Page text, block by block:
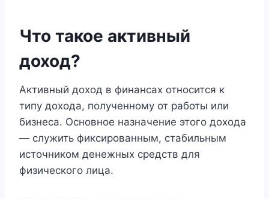
Что такое активный
доход?
Активный доход в финансах относится к
типу дохода, полученному от работы или
бизнеса. Основное назначение этого дохода
— служить фиксированным, стабильным
источником денежных средств для
физического лица.